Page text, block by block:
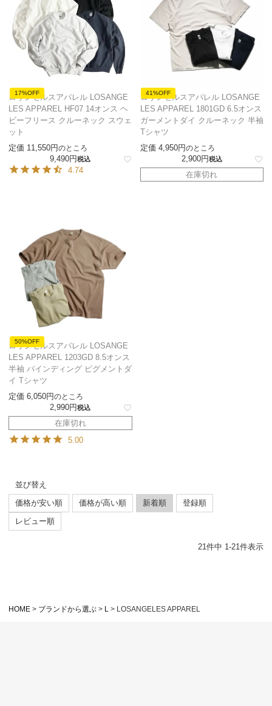
17%OFF
ロサンゼルスアパレル LOSANGE
LES APPAREL HF07 14オンス ヘ
ビーフリース クルーネック スウェ
ット
定価 11,550 のところ
9,490 税込
4.74
41%OFF
ロサンゼルスアパレル LOSANGE
LES APPAREL 1801GD 6.5オンス
ガーメントダイ クルーネック 半袖
Tシャツ
定価 4,950 のところ
2,900 税込
在庫切れ
50%OFF
ロサンゼルスアパレル LOSANGE
LES APPAREL 1203GD 8.5オンス
半袖 バインディング ピグメントダ
イ Tシャツ
定価 6,050 のところ
2,990 税込
在庫切れ
5.00
並び替え
価格が安い順
価格が高い順 新着順
登録順
レビュー順
21 件中 1 -21 件表示
HOME ブランドから選ぶ L LOSANGELES APPAREL